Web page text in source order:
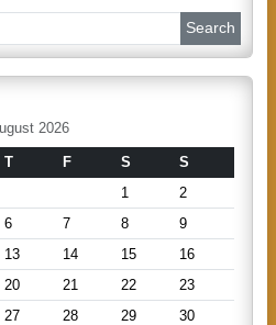
2026
T F S
S
1
2
6 7 8
9
13 14 15
16
20 21 22
23
27 28 29
30